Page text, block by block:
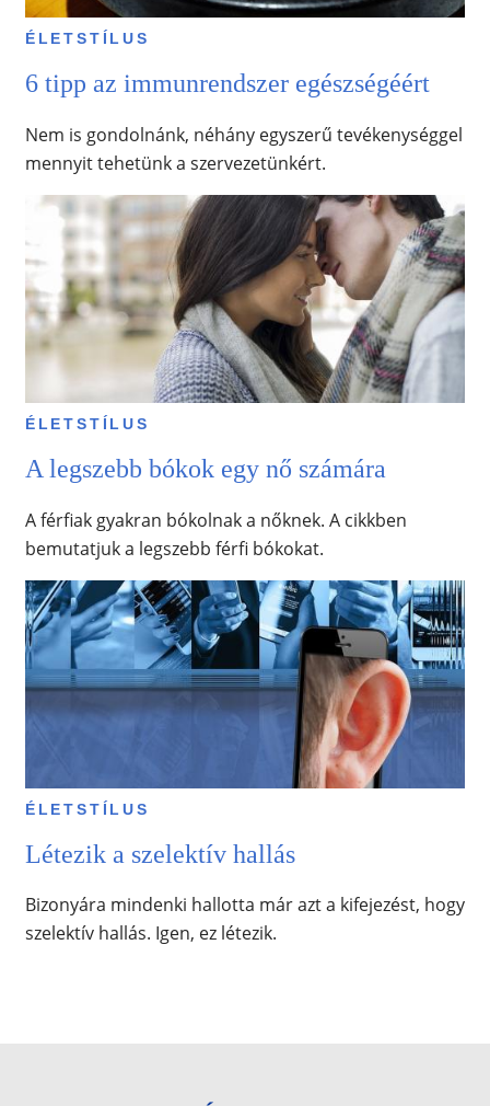
ÉLETSTÍLUS
6 tipp az immunrendszer egészségéért
Nem is gondolnánk, néhány egyszerű tevékenységgel
mennyit tehetünk a szervezetünkért.
ÉLETSTÍLUS
A legszebb bókok egy nő számára
A férfiak gyakran bókolnak a nőknek. A cikkben
bemutatjuk a legszebb férfi bókokat.
ÉLETSTÍLUS
Létezik a szelektív hallás
Bizonyára mindenki hallotta már azt a kifejezést, hogy
szelektív hallás. Igen, ez létezik.